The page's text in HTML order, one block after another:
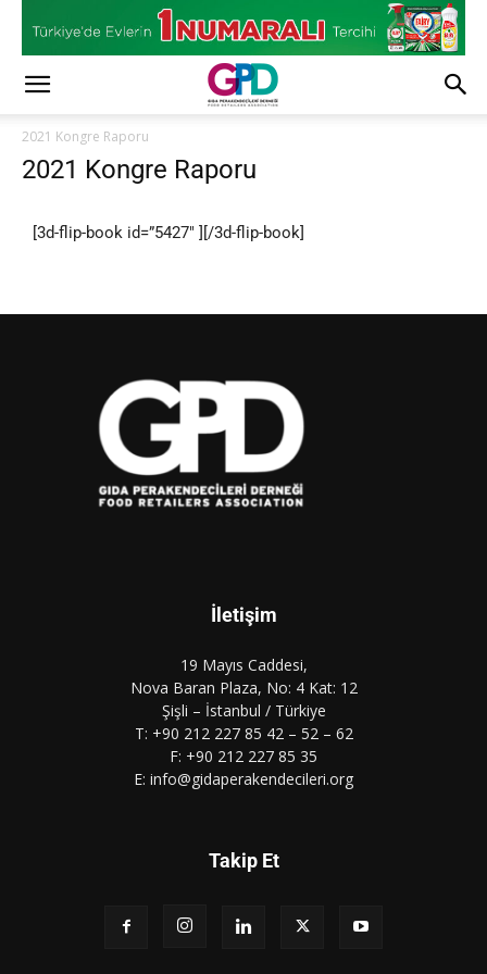
2021 Kongre Raporu
2021 Kongre Raporu
[3d-flip-book id=”5427″ ][/3d-flip-book]
İletişim
19 Mayıs Caddesi,
Nova Baran Plaza, No: 4 Kat: 12
Şişli – İstanbul / Türkiye
T: +90 212 227 85 42 – 52 – 62
F: +90 212 227 85 35
E: info@gidaperakendecileri.org
Takip Et